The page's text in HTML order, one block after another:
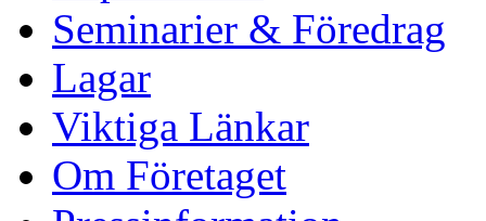
Seminarier & Föredrag
Lagar
Viktiga Länkar
Om Företaget